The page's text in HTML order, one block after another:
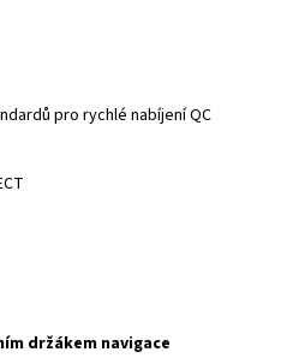
pro rychlé nabíjení QC
držákem navigace